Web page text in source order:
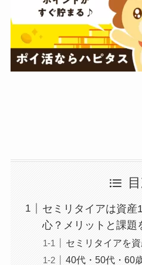
セミリタイアは資産
心？メリットと課題
セミリタイアを
40代・50代・60